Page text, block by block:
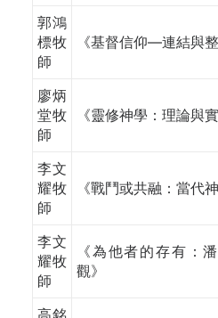
郭鴻
標牧
師
《基督信仰—連結與整
廖炳
堂牧
師
《靈修神學：理論與實
李文
耀牧
師
《戰鬥或共融：當代
李文
耀牧
師
《為他者的存有：
觀》
高銘